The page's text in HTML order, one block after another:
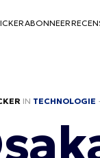
ABONNEER
IN TECHNOLOGIE